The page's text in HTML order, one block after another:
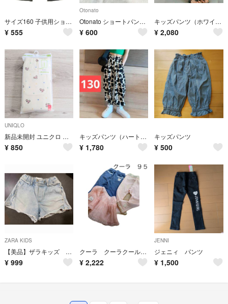
サイズ160 子供用ショートパンツ
¥ 555
Otonato
Otonato ショートパンツ キュロット 120cm
¥ 600
キッズパンツ（ホワイト120サイズ）ボトムスこども子供服コットンリネン100
¥ 2,080
UNIQLO
新品未開封 ユニクロ レギンス リラックスフィット
¥ 850
キッズパンツ（ハート130サイズ）ボトムスこども子供服こども服106
¥ 1,780
キッズパンツ
¥ 500
ZARA KIDS
【美品】ザラキッズ デニムショーパン 128センチ
¥ 999
クーラ クーラクール 三点セット 美品 早い者勝ち 長ズボン チュール スカート
¥ 2,222
JENNI
ジェニィ パンツ
¥ 1,500